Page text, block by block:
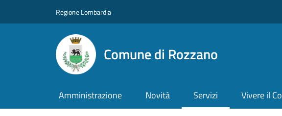
Regione Lombardia
Comune di Rozzano
Amministrazione Novità Servizi Vivere il